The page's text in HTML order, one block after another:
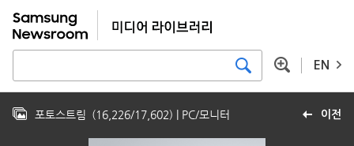
EN
이전
포토스트림 (16,226/17,602) | PC/모니터